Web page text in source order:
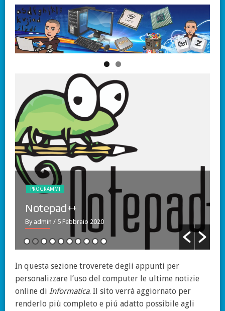
PROGRAMMI
7-Zip
By admin / 5 Febbraio 2020
In questa sezione troverete degli appunti per
personalizzare l’uso del computer le ultime notizie
online di Informatica. Il sito verrà aggiornato per
renderlo più completo e piú adatto possibile agli